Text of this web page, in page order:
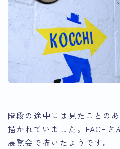
階段の途中には見たことの
描かれていました。FACEさ
展覧会で描いたようです。